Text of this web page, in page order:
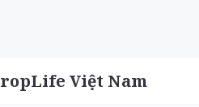
Việt Nam